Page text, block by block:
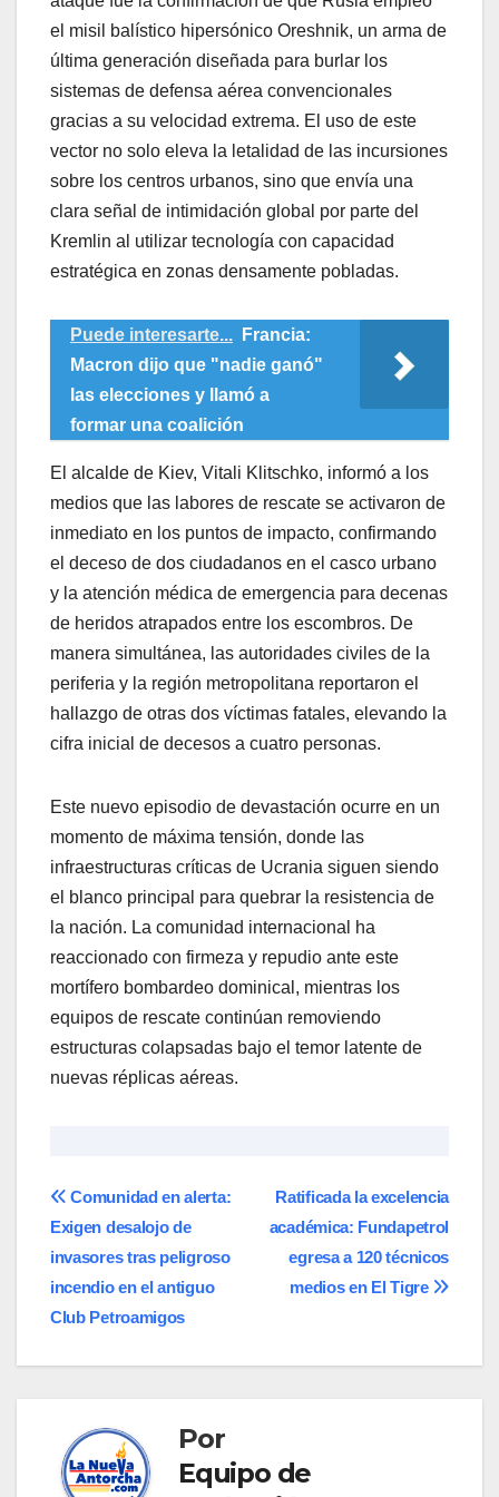
el misil balístico hipersónico Oreshnik, un arma de
última generación diseñada para burlar los
sistemas de defensa aérea convencionales
gracias a su velocidad extrema. El uso de este
vector no solo eleva la letalidad de las incursiones
sobre los centros urbanos, sino que envía una
clara señal de intimidación global por parte del
Kremlin al utilizar tecnología con capacidad
estratégica en zonas densamente pobladas.
Puede interesarte...
Francia:
Macron dijo que "nadie ganó"
las elecciones y llamó a
formar una coalición
​El alcalde de Kiev, Vitali Klitschko, informó a los
medios que las labores de rescate se activaron de
inmediato en los puntos de impacto, confirmando
el deceso de dos ciudadanos en el casco urbano
y la atención médica de emergencia para decenas
de heridos atrapados entre los escombros. De
manera simultánea, las autoridades civiles de la
periferia y la región metropolitana reportaron el
hallazgo de otras dos víctimas fatales, elevando la
cifra inicial de decesos a cuatro personas.
​Este nuevo episodio de devastación ocurre en un
momento de máxima tensión, donde las
infraestructuras críticas de Ucrania siguen siendo
el blanco principal para quebrar la resistencia de
la nación. La comunidad internacional ha
reaccionado con firmeza y repudio ante este
mortífero bombardeo dominical, mientras los
equipos de rescate continúan removiendo
estructuras colapsadas bajo el temor latente de
nuevas réplicas aéreas.
Navegación
de
entradas
​Ratificada la excelencia
académica: Fundapetrol
egresa a 120 técnicos
medios en El Tigre
​Comunidad en alerta:
Exigen desalojo de
invasores tras peligroso
incendio en el antiguo
Club Petroamigos
Por
Equipo de